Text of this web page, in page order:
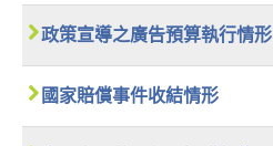
政策宣導之廣告預算執行情形
國家賠償事件收結情形